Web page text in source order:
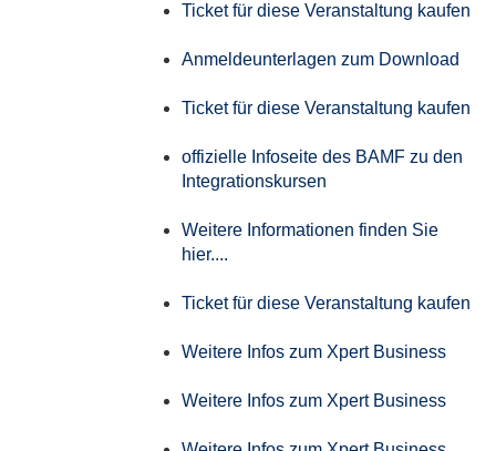
Ticket für diese Veranstaltung kaufen
Anmeldeunterlagen zum Download
Ticket für diese Veranstaltung kaufen
offizielle Infoseite des BAMF zu den
Integrationskursen
Weitere Informationen finden Sie
hier....
Ticket für diese Veranstaltung kaufen
Weitere Infos zum Xpert Business
Weitere Infos zum Xpert Business